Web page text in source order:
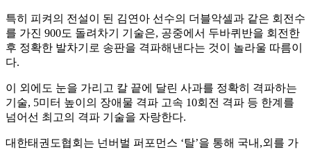
특히 피켜의 전설이 된 김연아 선수의 더블악셀과 같은 회전수
를 가진 900도 돌려차기 기술은, 공중에서 두바퀴반을 회전한
후 정확한 발차기로 송판을 격파해낸다는 것이 놀라울 따름이
다.
이 외에도 눈을 가리고 칼 끝에 달린 사과를 정확히 격파하는
기술, 5미터 높이의 장애물 격파 고속 10회전 격파 등 한계를
넘어선 최고의 격파 기술을 자랑한다.
대한태권도협회는 넌버벌 퍼포먼스 ‘탈’을 통해 국내,외를 가